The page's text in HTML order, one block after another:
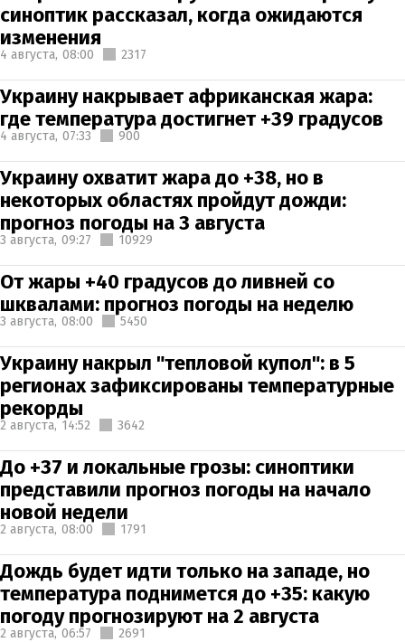
синоптик рассказал, когда ожидаются
изменения
4 августа, 08:00 2317
Украину накрывает африканская жара:
где температура достигнет +39 градусов
4 августа, 07:33 900
Украину охватит жара до +38, но в
некоторых областях пройдут дожди:
прогноз погоды на 3 августа
3 августа, 09:27 10929
От жары +40 градусов до ливней со
шквалами: прогноз погоды на неделю
3 августа, 08:00 5450
Украину накрыл "тепловой купол": в 5
регионах зафиксированы температурные
рекорды
2 августа, 14:52 3642
До +37 и локальные грозы: синоптики
представили прогноз погоды на начало
новой недели
2 августа, 08:00 1791
Дождь будет идти только на западе, но
температура поднимется до +35: какую
погоду прогнозируют на 2 августа
2 августа, 06:57 2691